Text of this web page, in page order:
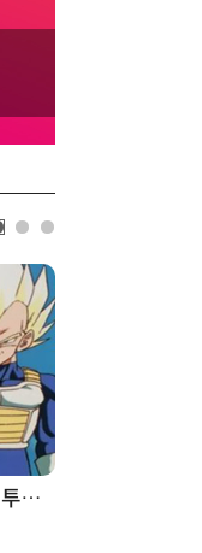
“입으면 전투력 상승?” 드래곤볼 전투복 닮은 중량조끼